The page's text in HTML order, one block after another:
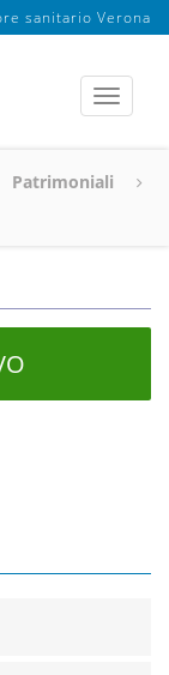
sanitario Verona
Patrimoniali